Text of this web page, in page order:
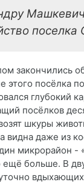
поселка
закончились
этого посёлка
глубокий
посёлков
шкуры
видна даже из
микрорайон -
ещё больше. В